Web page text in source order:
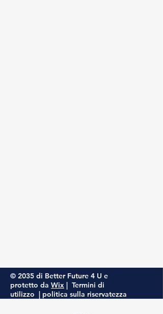
© 2035 di Better Future 4 U e
protetto da Wix | Termini di
utilizzo | politica sulla riservatezza